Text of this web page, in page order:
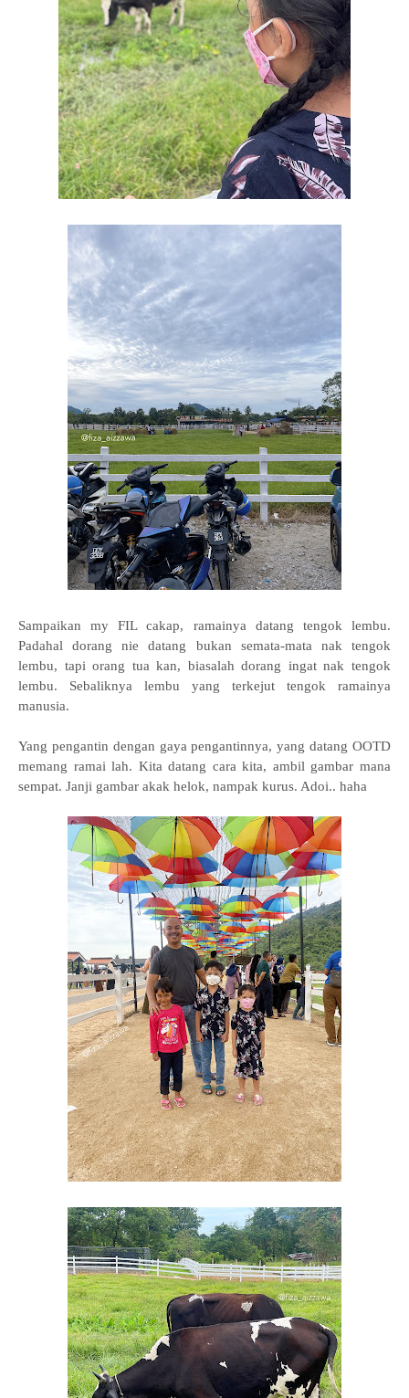
Sampaikan my FIL cakap, ramainya datang tengok lembu.
Padahal dorang nie datang bukan semata-mata nak tengok
lembu, tapi orang tua kan, biasalah dorang ingat nak tengok
lembu. Sebaliknya lembu yang terkejut tengok ramainya
manusia.
Yang pengantin dengan gaya pengantinnya, yang datang OOTD
memang ramai lah. Kita datang cara kita, ambil gambar mana
sempat. Janji gambar akak helok, nampak kurus. Adoi.. haha